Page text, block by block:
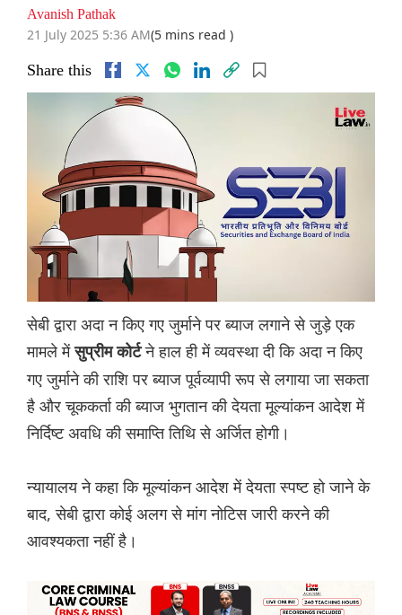
Avanish Pathak
21 July 2025 5:36 AM(5 mins read )
Share this
सेबी द्वारा अदा न किए गए जुर्माने पर ब्याज लगाने से जुड़े एक
मामले मेंसुप्रीम कोर्टने हाल ही में व्यवस्था दी कि अदा न किए
गए जुर्माने की राशि पर ब्याज पूर्वव्यापी रूप से लगाया जा सकता
है और चूककर्ता की ब्याज भुगतान की देयता मूल्यांकन आदेश में
निर्दिष्ट अवधि की समाप्ति तिथि से अर्जित होगी।
न्यायालय ने कहा कि मूल्यांकन आदेश में देयता स्पष्ट हो जाने के
बाद, सेबी द्वारा कोई अलग से मांग नोटिस जारी करने की
आवश्यकता नहीं है।